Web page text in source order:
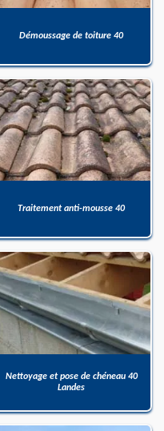
Démoussage de toiture 40
Traitement anti-mousse 40
Nettoyage et pose de chéneau 40
Landes